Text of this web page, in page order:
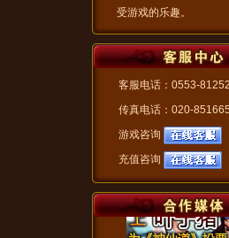
受游戏的乐趣。
客服电话：0553-
传真电话：020-
游戏咨询
充值咨询